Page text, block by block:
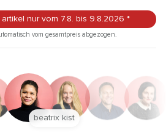
nur vom 7.8. bis 9.8.2026 *
vom gesamtpreis abgezogen.
beatrix kist